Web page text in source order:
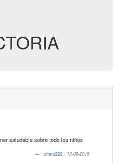
saludable sobre todo los niños
chato222 , 13-09-2015